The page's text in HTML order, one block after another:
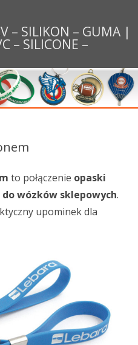
– SILIKON – GUMA |
– SILICONE –
Skip to content
to połączenie opaski
wózków sklepowych.
upominek dla